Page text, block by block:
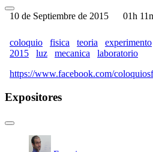
10 de Septiembre de 2015 01h
coloquio fisica teoria experimento
2015
luz mecanica
laboratorio
https://www.facebook.com/
Expositores